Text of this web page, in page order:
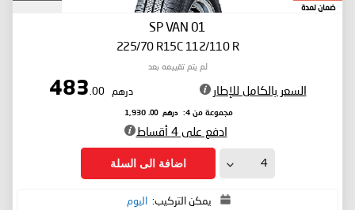
ضمان لمدة
SP VAN 01
225/70 R15C 112/110 R
لم يتم تقييمه بعد
السعر بالكامل للإطار درهم 483
.00
مجموعة من 4: درهم 1,930
.00
ادفع على 4 أقساط
اضافة الى السلة
يمكن التركيب: اليوم